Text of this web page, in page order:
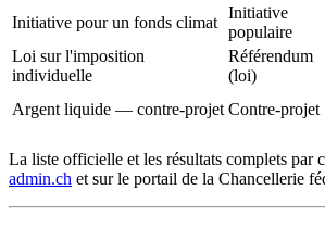
Initiative pour un fonds climat
Initiative
populaire
Loi sur l'imposition
individuelle
Référendum
(loi)
Argent liquide — contre-projet Contre-projet
La liste officielle et les résultats complets par
admin.ch et sur le portail de la Chancellerie